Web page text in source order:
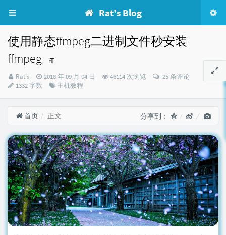
Rat's Blog
使用静态ffmpeg二进制文件秒安装
ffmpeg
博
主：
Rat's
发
布
2018 年 09 月 04 日 46114 次浏览
25 条评论
1332 字数
分
主机教程
首页 正文 分享到：